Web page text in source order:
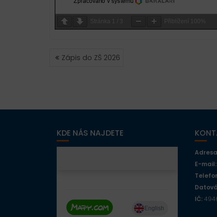
Stránka 3 Přiblížení
NAVIGACE
PROZápis do ZŠ 2026
KDE NÁS NAJDETE
E-mail:
IČ: